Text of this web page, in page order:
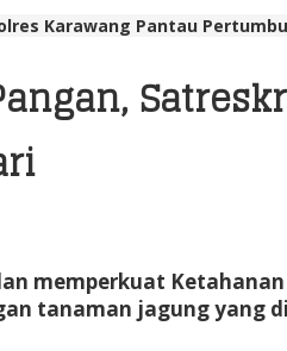
Karawang Pantau
memperkuat
tanaman jagung yang